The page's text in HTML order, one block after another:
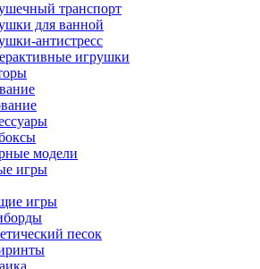
транспорт
для ванной
антистресс
игрушки
модели
игры
игры
песок